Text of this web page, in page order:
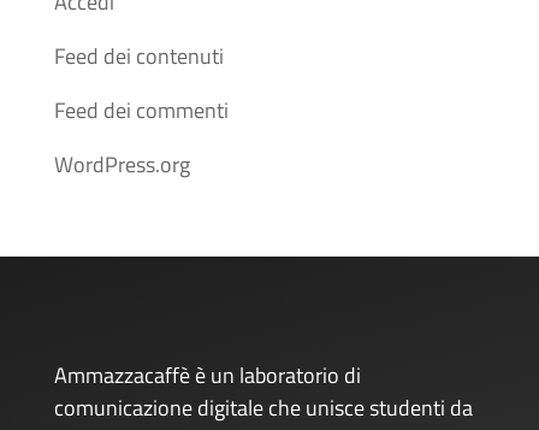
Feed dei contenuti
Feed dei commenti
WordPress.org
Ammazzacaffè è un laboratorio di
comunicazione digitale che unisce studenti da